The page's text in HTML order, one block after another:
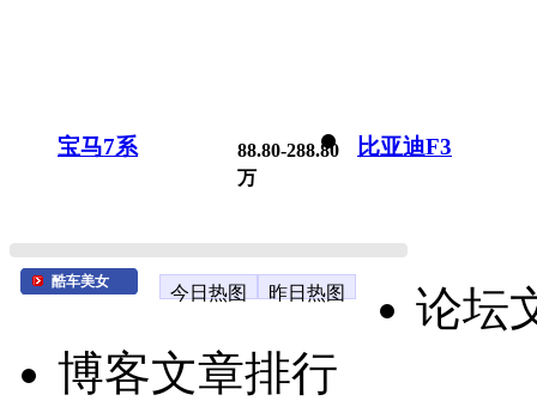
宝马7系
88.80-288.80
万
比亚迪F3
酷车美女
今日热图 昨日热图
论坛
博客文章排行